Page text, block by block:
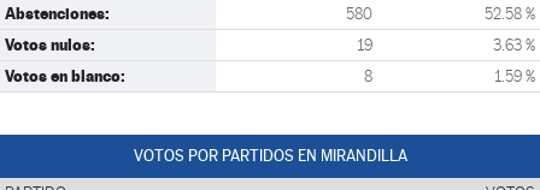
Abstenciones: 580 52.58 %
Votos nulos: 19 3.63 %
Votos en blanco: 8 1.59 %
VOTOS POR PARTIDOS EN MIRANDILLA